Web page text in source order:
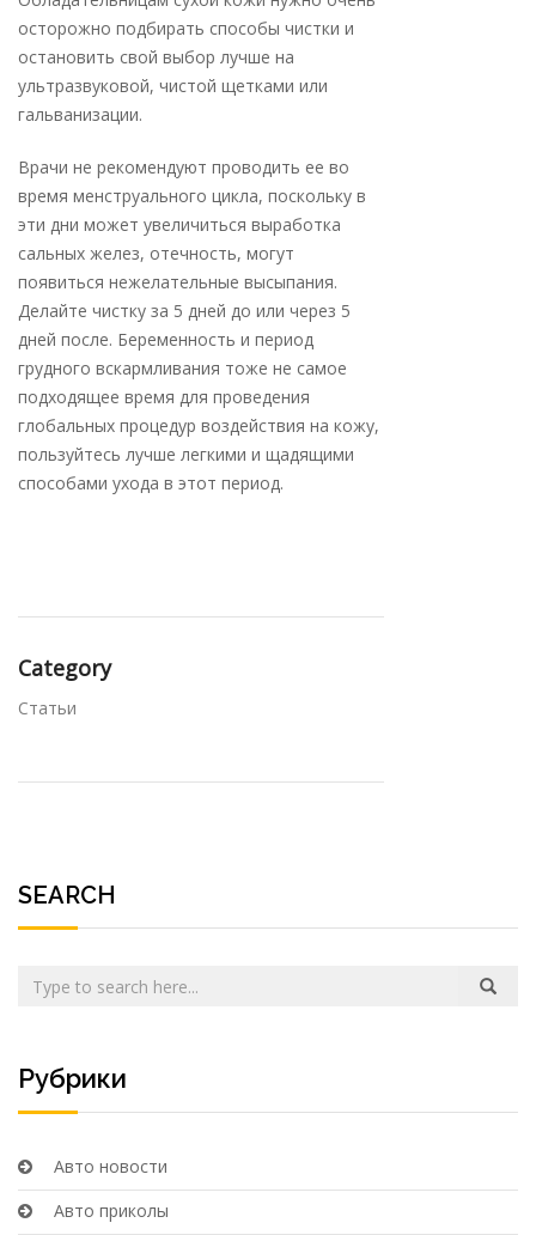
осторожно подбирать способы чистки и
остановить свой выбор лучше на
ультразвуковой, чистой щетками или
гальванизации.
Врачи не рекомендуют проводить ее во
время менструального цикла, поскольку в
эти дни может увеличиться выработка
сальных желез, отечность, могут
появиться нежелательные высыпания.
Делайте чистку за 5 дней до или через 5
дней после. Беременность и период
грудного вскармливания тоже не самое
подходящее время для проведения
глобальных процедур воздействия на кожу,
пользуйтесь лучше легкими и щадящими
способами ухода в этот период.
Category
Статьи
SEARCH
Рубрики
Авто новости
Авто приколы